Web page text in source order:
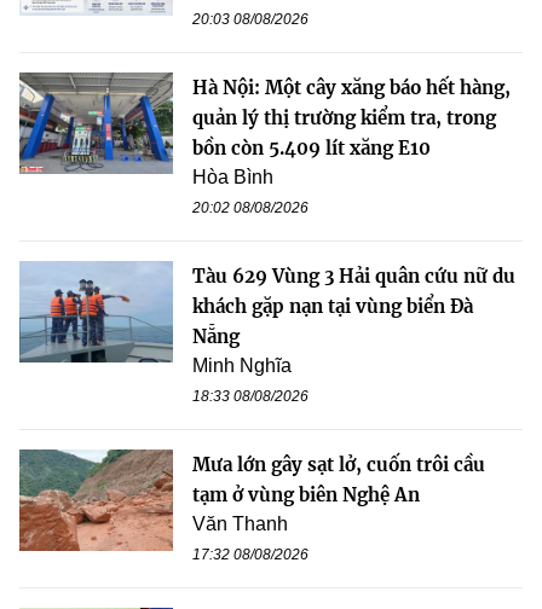
20:03 08/08/2026
Hà Nội: Một cây xăng báo hết hàng,
quản lý thị trường kiểm tra, trong
bồn còn 5.409 lít xăng E10
Hòa Bình
20:02 08/08/2026
Tàu 629 Vùng 3 Hải quân cứu nữ du
khách gặp nạn tại vùng biển Đà
Nẵng
Minh Nghĩa
18:33 08/08/2026
Mưa lớn gây sạt lở, cuốn trôi cầu
tạm ở vùng biên Nghệ An
Văn Thanh
17:32 08/08/2026